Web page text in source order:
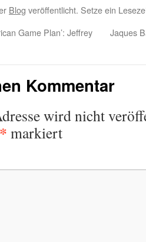
Blog veröffentlicht. Setze ein
Game Plan’: Jeffrey
Jaques
Kommentar
wird nicht
* markiert